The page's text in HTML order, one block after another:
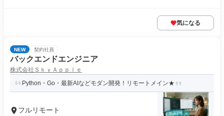
気になる
NEW 契約社員
バックエンドエンジニア
株式会社ＳｋｙＡｐｐｌｅ
Python・Go・最新AIなどモダン開発！リモートメイン★
フルリモート